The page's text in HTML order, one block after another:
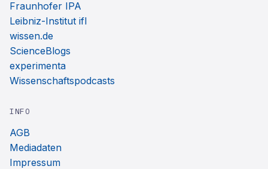
Fraunhofer IPA
Leibniz-Institut ifl
wissen.de
ScienceBlogs
experimenta
Wissenschaftspodcasts
INFO
AGB
Mediadaten
Impressum